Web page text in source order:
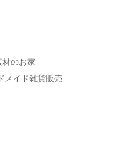
のお家
メイド雑貨販売